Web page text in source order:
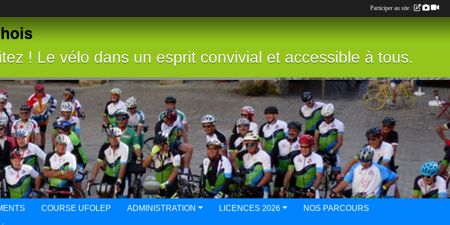
! Le vélo dans un esprit convivial et accessible à tous.
COURSE UFOLEP ADMINISTRATION LICENCES 2026 NOS PARCOURS
Participer au site :